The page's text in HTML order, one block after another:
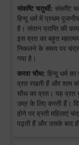
संकष्टि चतुर्थी: संकष्टि
हिन्दू धर्म में प्रथम
है। संतान प्राप्ति की
इस व्रत का बहुत
निकलने के समय पर
गया है।
करवा चौथ: हिन्दू धर्म
व्रत रखती हैं और शाम
चौथ का व्रत। यह व्रत
उम्र के लिए करती हैं।
होने पर व्रती महिलाएं
पढ़ती हैं और उसके बाद